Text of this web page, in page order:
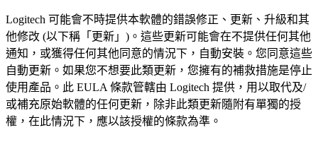
Logitech 可能會不時提供本軟體的錯誤修正、更新、升級和其
他修改 (以下稱「更新」)。這些更新可能會在不提供任何其他
通知，或獲得任何其他同意的情況下，自動安裝。您同意這些
自動更新。如果您不想要此類更新，您擁有的補救措施是停止
使用產品。此 EULA 條款管轄由 Logitech 提供，用以取代及/
或補充原始軟體的任何更新，除非此類更新隨附有單獨的授
權，在此情況下，應以該授權的條款為準。